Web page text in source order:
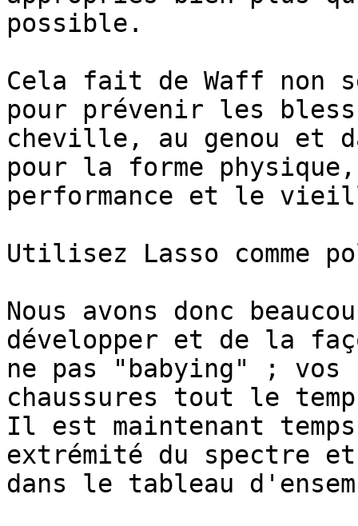
possible.
Cela fait de Waff non
pour prévenir les
cheville, au genou et
pour la forme
performance et le
Utilisez Lasso comme
Nous avons donc
développer et de la
ne pas "babying" ; vos
chaussures tout le
Il est maintenant
extrémité du spectre
dans le tableau